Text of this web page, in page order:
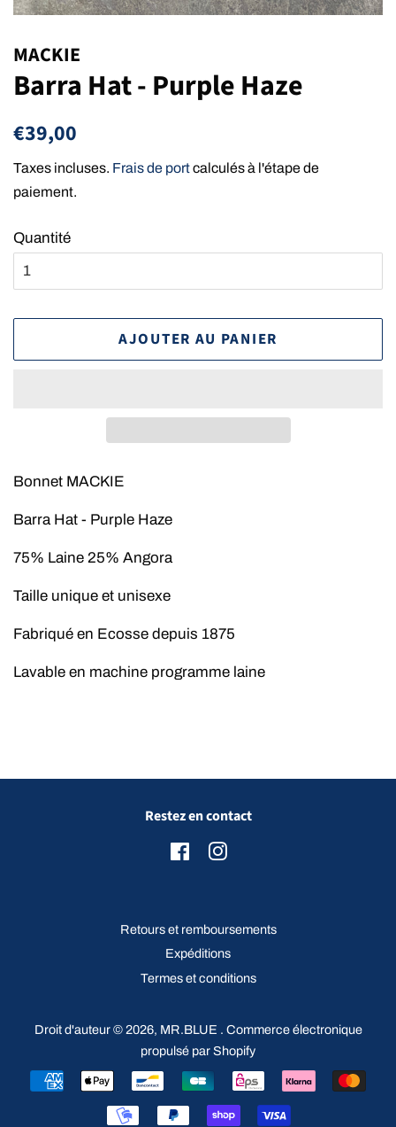
MACKIE
Barra Hat - Purple Haze
Prix
€39,00
Taxes incluses. Frais de portcalculés à l'étape de
paiement.
Quantité
AJOUTER AU PANIER
Bonnet MACKIE
Barra Hat - Purple Haze
75% Laine 25% Angora
Taille unique et unisexe
Fabriqué en Ecosse depuis 1875
Lavable en machine programme laine
Restez en contact
FacebookInstagram
Retours et remboursements
Expéditions
Termes et conditions
Droit d'auteur © 2026, MR.BLUE . Commerce électronique
propulsé par Shopify
Icônes
Paiement